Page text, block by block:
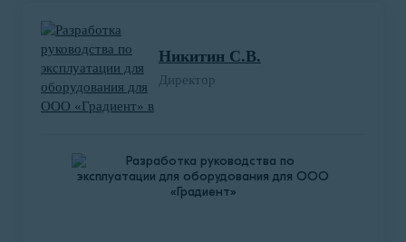
фруктово-ягодных наполнителей и
конфитюров в системе «Халяль»
В апреле 2021 года ЗАО ПО «Гамми»
обратились в нашу компанию с целью
системе добровольной сертификации
«Халяль» с целью выхода на рынок
Никитин С.В.
Директор